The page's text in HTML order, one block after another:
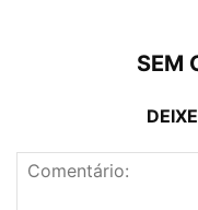
SEM